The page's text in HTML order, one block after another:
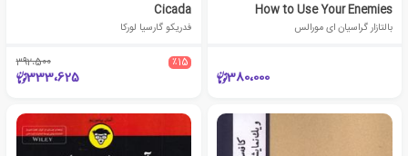
How to Use Your Enemies
بالتازار گراسیان ای مورالس
380،000
Cicada
فدریکو گارسیا لورکا
٪15 392،500
333،625